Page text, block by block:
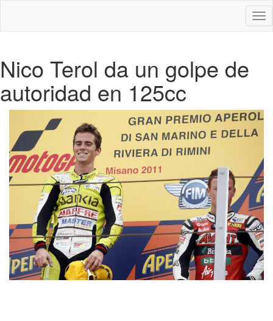
Nico Terol da un golpe de
autoridad en 125cc